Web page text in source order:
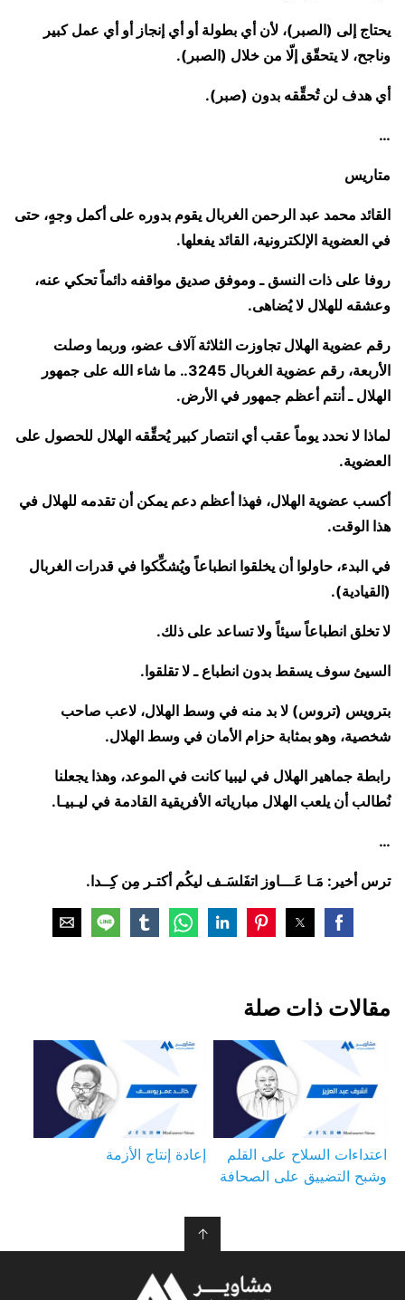
يحتاج إلى (الصبر)، لأن أي بطولة أو أي إنجاز أو أي عمل كبير
وناجح، لا يتحقّق إلّا من خلال (الصبر).
أي هدف لن تُحقِّقه بدون (صبر).
…
متاريس
القائد محمد عبد الرحمن الغربال يقوم بدوره على أكمل وجهٍ، حتى
في العضوية الإلكترونية، القائد يفعلها.
روفا على ذات النسق ـ وموفق صديق مواقفه دائماً تحكي عنه،
وعشقه للهلال لا يُضاهى.
رقم عضوية الهلال تجاوزت الثلاثة آلاف عضو، وربما وصلت
الأربعة، رقم عضوية الغربال 3245.. ما شاء الله على جمهور
الهلال ـ أنتم أعظم جمهور في الأرض.
لماذا لا نحدد يوماً عقب أي انتصار كبير يُحقِّقه الهلال للحصول على
العضوية.
أكسب عضوية الهلال، فهذا أعظم دعم يمكن أن تقدمه للهلال في
هذا الوقت.
في البدء، حاولوا أن يخلقوا انطباعاً ويُشكِّكوا في قدرات الغربال
(القيادية).
لا تخلق انطباعاً سيئاً ولا تساعد على ذلك.
السيئ سوف يسقط بدون انطباع ـ لا تقلقوا.
بترويس (تروس) لا بد منه في وسط الهلال، لاعب صاحب
شخصية، وهو بمثابة حزام الأمان في وسط الهلال.
رابطة جماهير الهلال في ليبيا كانت في الموعد، وهذا يجعلنا
نُطالب أن يلعب الهلال مبارياته الأفريقية القادمة في ليـبيـا.
…
ترس أخير: مَـا عَـــاوز اتفَلسَـف ليكُم أكتـر مِن كِــدا.
مقالات ذات صلة
اعتداءات السلاح على القلم
وشبح التضييق على الصحافة
إعادة إنتاج الأزمة
↑